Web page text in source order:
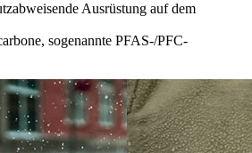
Ausrüstung auf dem
sogenannte PFAS-/PFC-